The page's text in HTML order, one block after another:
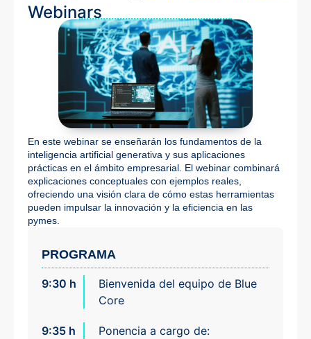
Webinars
En este webinar se enseñarán los fundamentos de la
inteligencia artificial generativa y sus aplicaciones
prácticas en el ámbito empresarial. El webinar combinará
explicaciones conceptuales con ejemplos reales,
ofreciendo una visión clara de cómo estas herramientas
pueden impulsar la innovación y la eficiencia en las
pymes.
PROGRAMA
9:30 h
Bienvenida del equipo de Blue
Core
9:35 h
Ponencia a cargo de: